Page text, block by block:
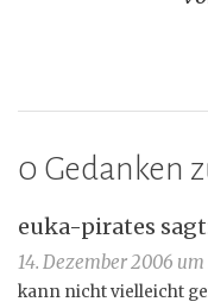
0 Gedanken
euka-pirates
14. Dezember 2006 um
kann nicht vielleicht